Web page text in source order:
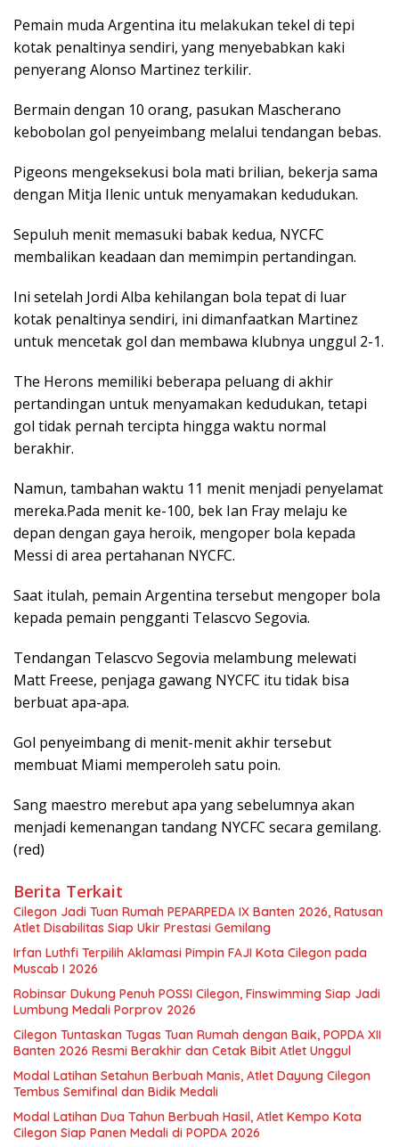
Pemain muda Argentina itu melakukan tekel di tepi
kotak penaltinya sendiri, yang menyebabkan kaki
penyerang Alonso Martinez terkilir.
Bermain dengan 10 orang, pasukan Mascherano
kebobolan gol penyeimbang melalui tendangan bebas.
Pigeons mengeksekusi bola mati brilian, bekerja sama
dengan Mitja Ilenic untuk menyamakan kedudukan.
Sepuluh menit memasuki babak kedua, NYCFC
membalikan keadaan dan memimpin pertandingan.
Ini setelah Jordi Alba kehilangan bola tepat di luar
kotak penaltinya sendiri, ini dimanfaatkan Martinez
untuk mencetak gol dan membawa klubnya unggul 2-1.
The Herons memiliki beberapa peluang di akhir
pertandingan untuk menyamakan kedudukan, tetapi
gol tidak pernah tercipta hingga waktu normal
berakhir.
Namun, tambahan waktu 11 menit menjadi penyelamat
mereka.Pada menit ke-100, bek Ian Fray melaju ke
depan dengan gaya heroik, mengoper bola kepada
Messi di area pertahanan NYCFC.
Saat itulah, pemain Argentina tersebut mengoper bola
kepada pemain pengganti Telascvo Segovia.
Tendangan Telascvo Segovia melambung melewati
Matt Freese, penjaga gawang NYCFC itu tidak bisa
berbuat apa-apa.
Gol penyeimbang di menit-menit akhir tersebut
membuat Miami memperoleh satu poin.
Sang maestro merebut apa yang sebelumnya akan
menjadi kemenangan tandang NYCFC secara gemilang.
(red)
Berita Terkait
Cilegon Jadi Tuan Rumah PEPARPEDA IX Banten 2026, Ratusan
Atlet Disabilitas Siap Ukir Prestasi Gemilang
Irfan Luthfi Terpilih Aklamasi Pimpin FAJI Kota Cilegon pada
Muscab I 2026
Robinsar Dukung Penuh POSSI Cilegon, Finswimming Siap Jadi
Lumbung Medali Porprov 2026
Cilegon Tuntaskan Tugas Tuan Rumah dengan Baik, POPDA XII
Banten 2026 Resmi Berakhir dan Cetak Bibit Atlet Unggul
Modal Latihan Setahun Berbuah Manis, Atlet Dayung Cilegon
Tembus Semifinal dan Bidik Medali
Modal Latihan Dua Tahun Berbuah Hasil, Atlet Kempo Kota
Cilegon Siap Panen Medali di POPDA 2026